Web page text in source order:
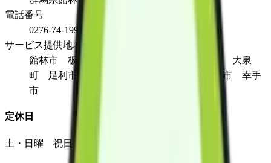
電話番号
0276-74-1993
サービス提供地域
館林市 板倉町 明和町 邑楽町 千代田町 大泉
町 足利市 佐野市 羽生市 加須市 久喜市 幸手
市
定休日
土・日曜 祝日 １２月３０日から１月３日